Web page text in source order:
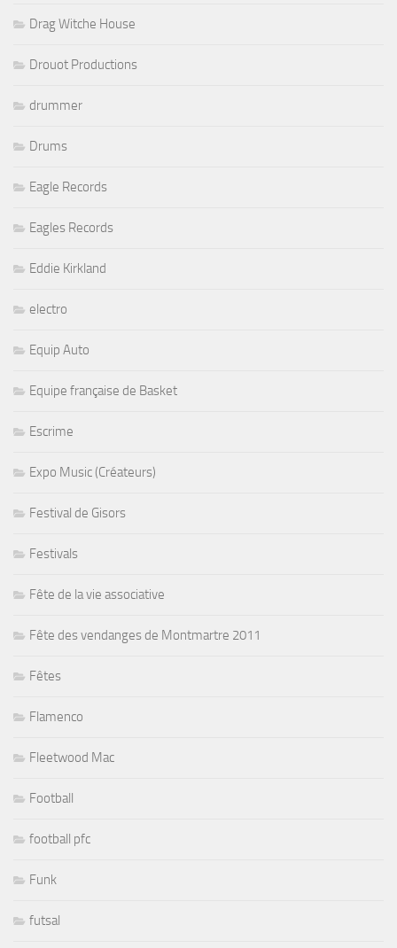
Drag Witche House
Drouot Productions
drummer
Drums
Eagle Records
Eagles Records
Eddie Kirkland
electro
Equip Auto
Equipe française de Basket
Escrime
Expo Music (Créateurs)
Festival de Gisors
Festivals
Fête de la vie associative
Fête des vendanges de Montmartre 2011
Fêtes
Flamenco
Fleetwood Mac
Football
football pfc
Funk
futsal